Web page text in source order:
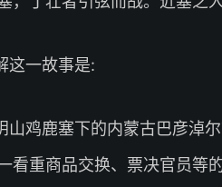
这一故事是:
山鸡鹿塞下的内蒙古巴彦淖
看重商品交换、票决官员